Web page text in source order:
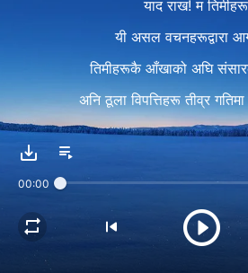
याद राख! म
यी असल वचनहरूद्वारा
तिमीहरूकै आँखाको अघि
अनि ठूला विपत्तिहरू तीव्र
कुनचाहिँ बढी
तिमीहरूले यी कुराहरूलाई
00:00